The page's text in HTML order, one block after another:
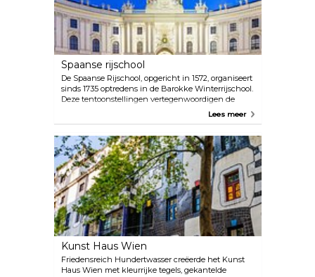
regelmatig klassieke muziekconcerten gehouden,
met name Vivaldi en Mozart. De akoestiek van deze
barokke kerk moet je gewoon ervaren.
Spaanse rijschool
De Spaanse Rijschool, opgericht in 1572, organiseert
sinds 1735 optredens in de Barokke Winterrijschool.
Deze tentoonstellingen vertegenwoordigen de
hoogste vorm van ruiterkunst: de Spaanse Rijschool
onveranderd is bewaard en beoefend. Tijdens de
galashows kunnen bezoekers genieten van unieke
presentaties van de Lipizzaner-paarden in de
mooiste rijhal ter wereld. De ochtendsessie biedt
inzicht in de jarenlange training die de renners en
hun Lipizzaners doorlopen.
Lees meer
Kunst Haus Wien
Friedensreich Hundertwasser creëerde het Kunst
Haus Wien met kleurrijke tegels, gekantelde